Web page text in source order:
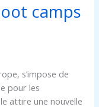
camps
s’impose de
pour les
attire une nouvelle